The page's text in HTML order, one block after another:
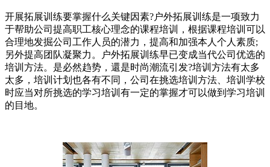
开展拓展训练要掌握什么关键因素?户外拓展训练是一项致力
于帮助公司提高职工核心理念的课程培训，根据课程培训可以
合理地发掘公司工作人员的潜力，提高和加强本人个人素质;
另外提高团队凝聚力。户外拓展训练早已变成当代公司优选的
培训方法。是必然趋势，還是时尚潮流引发?培训方法有太多
太多，培训计划也各有不同，公司在挑选培训方法、培训学校
时应当对所挑选的学习培训有一定的掌握才可以做到学习培训
的目地。